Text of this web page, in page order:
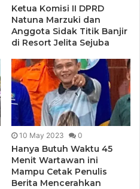
Ketua Komisi II DPRD
Natuna Marzuki dan
Anggota Sidak Titik Banjir
di Resort Jelita Sejuba
10 May 2023 0
Hanya Butuh Waktu 45
Menit Wartawan ini
Mampu Cetak Penulis
Berita Mencerahkan